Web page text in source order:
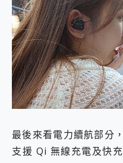
最後來看電力續航部分
支援 Qi 無線充電及快